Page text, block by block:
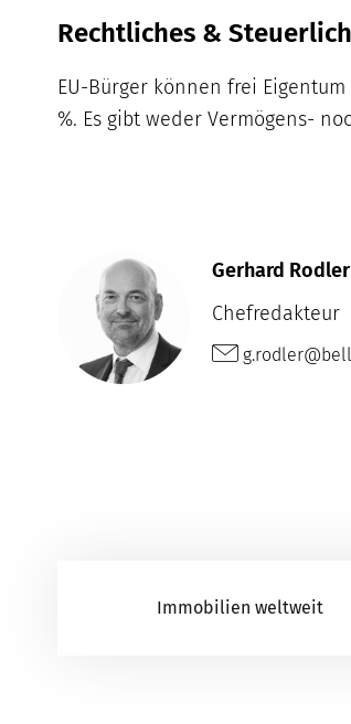
Rechtliches &
EU-Bürger können frei
%. Es gibt weder Vermögens-
Gerhard Rodler
Chefredakteur
Immobilien weltweit